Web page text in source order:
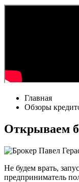
Главная
Обзоры
Открываем
Не будем врать,
предприниматель